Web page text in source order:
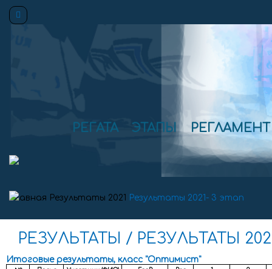
РЕГАТА
РЕГАТА ЭТАПЫ РЕГЛАМЕНТ
Главная Результаты 2021 Результаты 2021- 3 этап
РЕЗУЛЬТАТЫ / РЕЗУЛЬТАТЫ
Итоговые результаты, класс "Оптимист"